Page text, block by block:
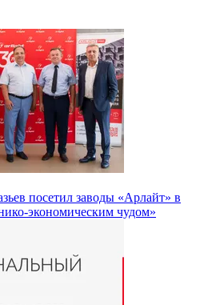
посетил заводы «Арлайт» в
экономическим чудом»